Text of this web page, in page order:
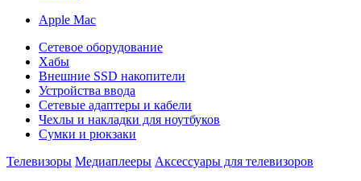
Apple Mac
Сетевое оборудование
Хабы
Внешние SSD накопители
Устройства ввода
Сетевые адаптеры и кабели
Чехлы и накладки для ноутбуков
Сумки и рюкзаки
Телевизоры Медиаплееры Аксессуары для телевизоров